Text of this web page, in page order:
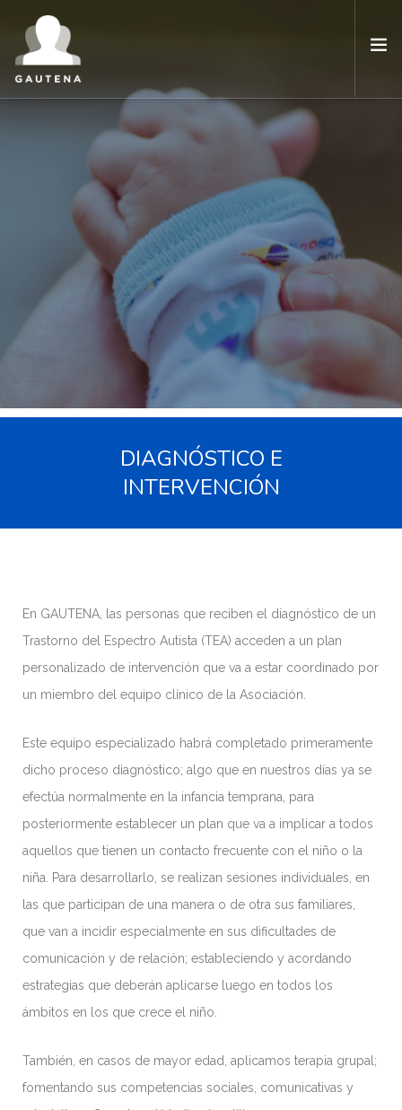
COMUNICACIÓN
NOTICIAS
ÁREA PRIVADA
DIAGNÓSTICO E
INTERVENCIÓN
En GAUTENA, las personas que reciben el diagnóstico de un
Trastorno del Espectro Autista (TEA) acceden a un plan
personalizado de intervención que va a estar coordinado por
un miembro del equipo clínico de la Asociación.
Este equipo especializado habrá completado primeramente
dicho proceso diagnóstico; algo que en nuestros días ya se
efectúa normalmente en la infancia temprana, para
posteriormente establecer un plan que va a implicar a todos
aquellos que tienen un contacto frecuente con el niño o la
niña. Para desarrollarlo, se realizan sesiones individuales, en
las que participan de una manera o de otra sus familiares,
que van a incidir especialmente en sus dificultades de
comunicación y de relación; estableciendo y acordando
estrategias que deberán aplicarse luego en todos los
ámbitos en los que crece el niño.
También, en casos de mayor edad, aplicamos terapia grupal;
fomentando sus competencias sociales, comunicativas y